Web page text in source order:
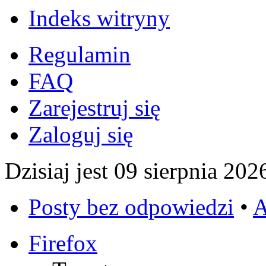
Indeks witryny
Regulamin
FAQ
Zarejestruj się
Zaloguj się
Dzisiaj jest 09 sierpnia
Posty bez odpowiedzi •
Firefox